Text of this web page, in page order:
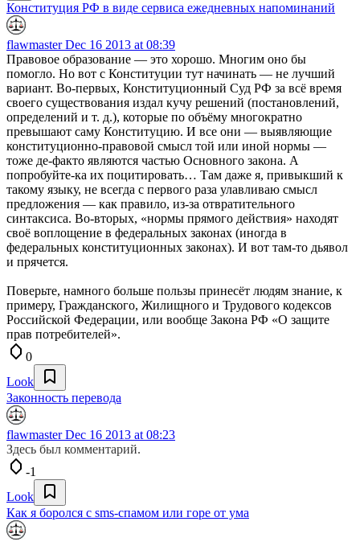
Конституция РФ в виде сервиса ежедневных напоминаний
flawmasterDec 16 2013 at 08:39
Правовое образование — это хорошо. Многим оно бы
помогло. Но вот с Конституции тут начинать — не лучший
вариант. Во-первых, Конституционный Суд РФ за всё время
своего существования издал кучу решений (постановлений,
определений и т. д.), которые по объёму многократно
превышают саму Конституцию. И все они — выявляющие
конституционно-правовой смысл той или иной нормы —
тоже де-факто являются частью Основного закона. А
попробуйте-ка их поцитировать… Там даже я, привыкший к
такому языку, не всегда с первого раза улавливаю смысл
предложения — как правило, из-за отвратительного
синтаксиса. Во-вторых, «нормы прямого действия» находят
своё воплощение в федеральных законах (иногда в
федеральных конституционных законах). И вот там-то дьявол
и прячется.
Поверьте, намного больше пользы принесёт людям знание, к
примеру, Гражданского, Жилищного и Трудового кодексов
Российской Федерации, или вообще Закона РФ «О защите
прав потребителей».
0
Look
Законность перевода
flawmasterDec 16 2013 at 08:23
Здесь был комментарий.
-1
Look
Как я боролся с sms-спамом или горе от ума